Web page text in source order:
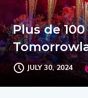
Plus de